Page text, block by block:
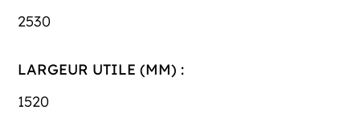
2530
LARGEUR UTILE (MM) :
1520